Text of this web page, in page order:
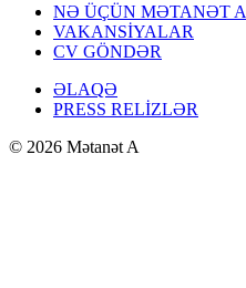
NƏ ÜÇÜN MƏTANƏT A
VAKANSİYALAR
CV GÖNDƏR
ƏLAQƏ
PRESS RELİZLƏR
© 2026 Mətanət A